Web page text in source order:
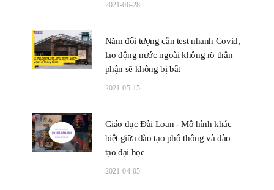
2021-06-28
Năm đối tượng cần test nhanh Covid,
lao động nước ngoài không rõ thân
phận sẽ không bị bắt
2021-05-15
Giáo dục Đài Loan - Mô hình khác
biệt giữa đào tạo phổ thông và đào
tạo đại học
2021-04-05